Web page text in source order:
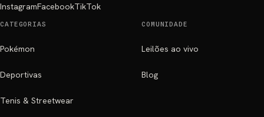
InstagramFacebookTikTok
CATEGORIAS
Pokémon
Deportivas
Tenis & Streetwear
COMUNIDADE
Leilões ao vivo
Blog